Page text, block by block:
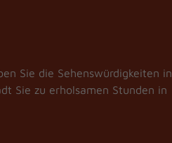
Sie die Sehenswürdigkeiten in
Sie zu erholsamen Stunden in